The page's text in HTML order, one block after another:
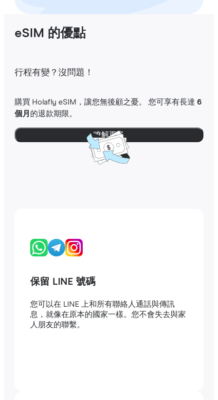
eSIM 的優點
行程有變？沒問題！
購買 Holafly eSIM，讓您無後顧之憂。 您可享有長達 6
個月 的退款期限。
瞭解更多
保留 LINE 號碼
您可以在 LINE 上和所有聯絡人通話與傳訊
息，就像在原本的國家一樣。您不會失去與家
人朋友的聯繫。